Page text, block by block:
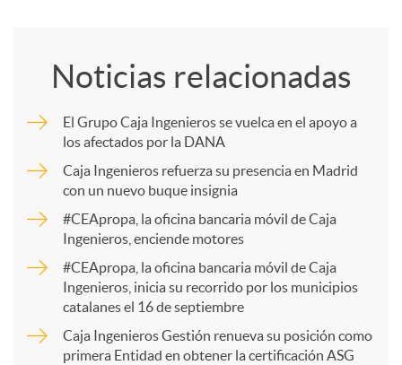
m
p
a
r
t
Noticias relacionadas
El Grupo Caja Ingenieros se vuelca en el apoyo a
los afectados por la DANA
Caja Ingenieros refuerza su presencia en Madrid
con un nuevo buque insignia
#CEApropa, la oficina bancaria móvil de Caja
Ingenieros, enciende motores
#CEApropa, la oficina bancaria móvil de Caja
Ingenieros, inicia su recorrido por los municipios
catalanes el 16 de septiembre
Caja Ingenieros Gestión renueva su posición como
primera Entidad en obtener la certificación ASG